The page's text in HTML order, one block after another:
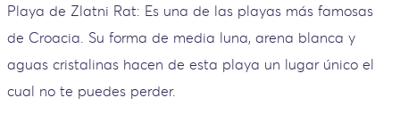
Playa de Zlatni Rat: Es una de las playas más famosas
de Croacia. Su forma de media luna, arena blanca y
aguas cristalinas hacen de esta playa un lugar único el
cual no te puedes perder.